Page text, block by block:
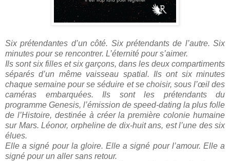
Six prétendantes d’un côté. Six prétendants de l’autre. Six
minutes pour se rencontrer. L’éternité pour s’aimer.
Ils sont six filles et six garçons, dans les deux compartiments
séparés d’un même vaisseau spatial. Ils ont six minutes
chaque semaine pour se séduire et se choisir, sous l’œil des
caméras embarquées. Ils sont les prétendants du
programme Genesis, l’émission de speed-dating la plus folle
de l’Histoire, destinée à créer la première colonie humaine
sur Mars. Léonor, orpheline de dix-huit ans, est l’une des six
élues.
Elle a signé pour la gloire. Elle a signé pour l’amour. Elle a
signé pour un aller sans retour.